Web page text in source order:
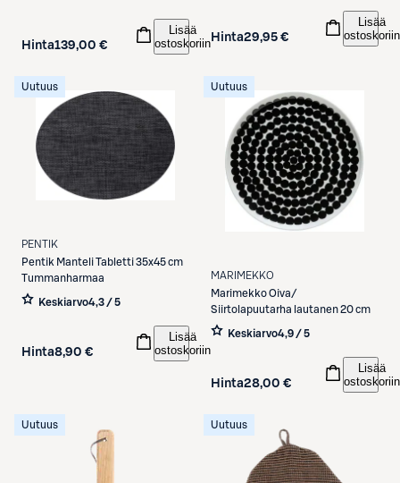
Hinta139,00 €
Lisää
ostoskoriin Hinta29,95 €
Lisää
ostoskoriin
Uutuus
PENTIK
Pentik Manteli Tabletti 35x45 cm
Tummanharmaa
Keskiarvo4,3 / 5
Hinta8,90 €
Lisää
ostoskoriin
Uutuus
MARIMEKKO
MarimekkoOiva/
Siirtolapuutarha lautanen 20 cm
Keskiarvo4,9 / 5
Hinta28,00 €
Lisää
ostoskoriin
Uutuus Uutuus